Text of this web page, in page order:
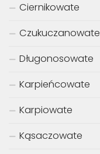
Ciernikowate
Czukuczanowate
Długonosowate
Karpieńcowate
Karpiowate
Kąsaczowate